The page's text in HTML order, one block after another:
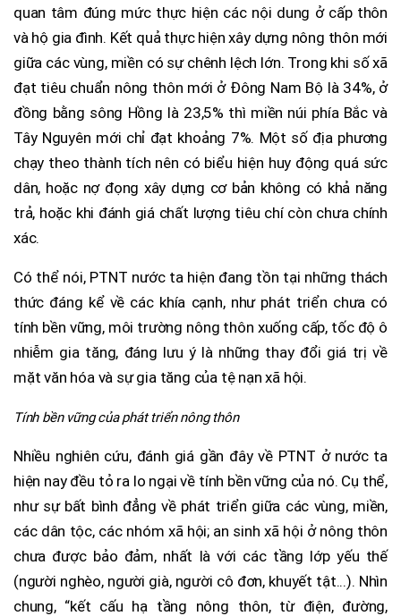
quan tâm đúng mức thực hiện các nội dung ở cấp thôn
và hộ gia đình. Kết quả thực hiện xây dựng nông thôn mới
giữa các vùng, miền có sự chênh lệch lớn. Trong khi số xã
đạt tiêu chuẩn nông thôn mới ở Đông Nam Bộ là 34%, ở
đồng bằng sông Hồng là 23,5% thì miền núi phía Bắc và
Tây Nguyên mới chỉ đạt khoảng 7%. Một số địa phương
chạy theo thành tích nên có biểu hiện huy động quá sức
dân, hoặc nợ đọng xây dựng cơ bản không có khả năng
trả, hoặc khi đánh giá chất lượng tiêu chí còn chưa chính
xác.
Có thể nói, PTNT nước ta hiện đang tồn tại những thách
thức đáng kể về các khía cạnh, như phát triển chưa có
tính bền vững, môi trường nông thôn xuống cấp, tốc độ ô
nhiễm gia tăng, đáng lưu ý là những thay đổi giá trị về
mặt văn hóa và sự gia tăng của tệ nạn xã hội.
Tính bền vững của phát triển nông thôn
Nhiều nghiên cứu, đánh giá gần đây về PTNT ở nước ta
hiện nay đều tỏ ra lo ngại về tính bền vững của nó. Cụ thể,
như sự bất bình đẳng về phát triển giữa các vùng, miền,
các dân tộc, các nhóm xã hội; an sinh xã hội ở nông thôn
chưa được bảo đảm, nhất là với các tầng lớp yếu thế
(người nghèo, người già, người cô đơn, khuyết tật...). Nhìn
chung, “kết cấu hạ tầng nông thôn, từ điện, đường,